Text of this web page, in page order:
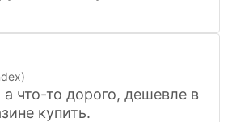
что-то дорого, дешевле в
купить.